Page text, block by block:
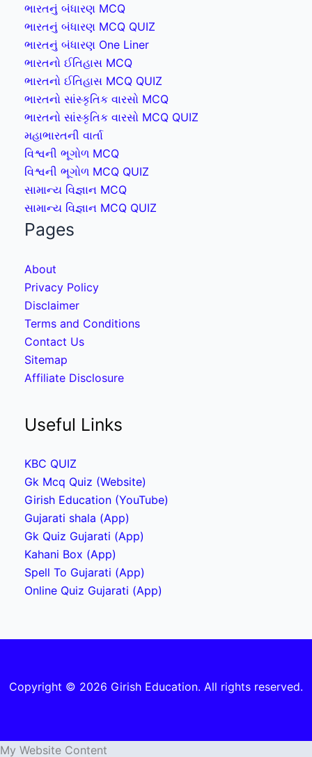
ભારતનું બંધારણ MCQ
ભારતનું બંધારણ MCQ QUIZ
ભારતનું બંધારણ One Liner
ભારતનો ઈતિહાસ MCQ
ભારતનો ઈતિહાસ MCQ QUIZ
ભારતનો સાંસ્કૃતિક વારસો MCQ
ભારતનો સાંસ્કૃતિક વારસો MCQ QUIZ
મહાભારતની વાર્તા
વિશ્વની ભૂગોળ MCQ
વિશ્વની ભૂગોળ MCQ QUIZ
સામાન્ય વિજ્ઞાન MCQ
સામાન્ય વિજ્ઞાન MCQ QUIZ
Pages
About
Privacy Policy
Disclaimer
Terms and Conditions
Contact Us
Sitemap
Affiliate Disclosure
Useful Links
KBC QUIZ
Gk Mcq Quiz (Website)
Girish Education (YouTube)
Gujarati shala (App)
Gk Quiz Gujarati (App)
Kahani Box (App)
Spell To Gujarati (App)
Online Quiz Gujarati (App)
Copyright © 2026 Girish Education. All rights reserved.
My Website Content